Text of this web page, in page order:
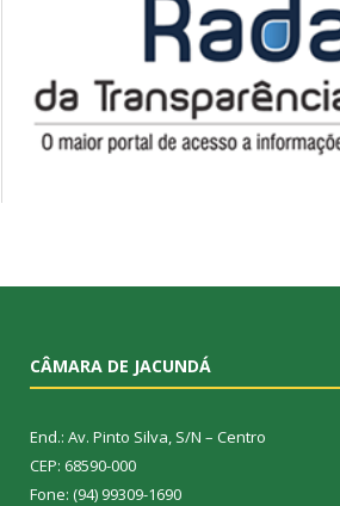
CÂMARA DE JACUNDÁ
End.: Av. Pinto Silva, S/N – Centro
CEP: 68590-000
Fone: (94) 99309-1690